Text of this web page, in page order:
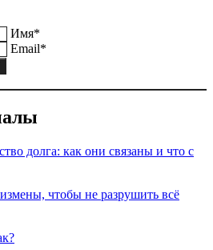
Имя*
Email*
долга: как они связаны и что с
чтобы не разрушить всё